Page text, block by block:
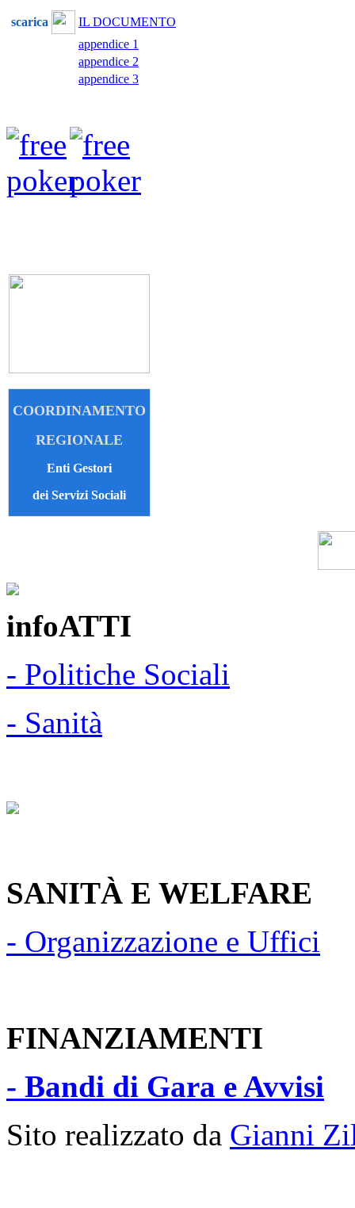
scarica
IL DOCUMENTO
appendice 1
appendice 2
appendice 3
COORDINAMENTO
REGIONALE
Enti Gestori
dei Servizi Sociali
infoATTI
- Politiche Sociali
- Sanità
SANITÀ E WELFARE
- Organizzazione e Uffici
FINANZIAMENTI
- Bandi di Gara e Avvisi
Sito realizzato da Gianni